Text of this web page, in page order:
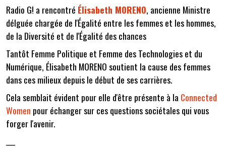
Radio G! a rencontré Élisabeth MORENO, ancienne Ministre
délguée chargée de l'Égalité entre les femmes et les hommes,
de la Diversité et de l'Égalité des chances
Tantôt Femme Politique et Femme des Technologies et du
Numérique, Élisabeth MORENO soutient la cause des femmes
dans ces milieux depuis le début de ses carrières.
Cela semblait évident pour elle d'être présente à la Connected
Women pour échanger sur ces questions sociétales qui vous
forger l'avenir.